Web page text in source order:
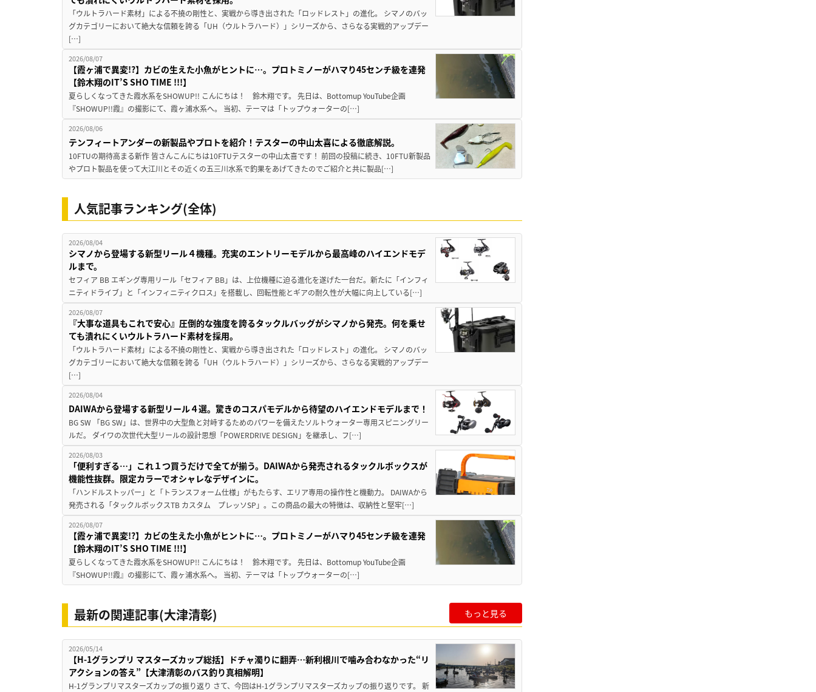
「ウルトラハード素材」による不撓の剛性と、実戦から導き出された「ロッドレスト」の進化。 シマノのバッ
グカテゴリーにおいて絶大な信頼を誇る「UH（ウルトラハード）」シリーズから、さらなる実戦的アップデー
[…]
2026/08/07
【霞ヶ浦で異変!?】カビの生えた小魚がヒントに…。プロトミノーがハマり45センチ級を連発
【鈴木翔のIT’S SHO TIME !!!】
夏らしくなってきた霞水系をSHOWUP!! こんにちは！ 鈴木翔です。 先日は、Bottomup YouTube企画
『SHOWUP!!霞』の撮影にて、霞ヶ浦水系へ。 当初、テーマは「トップウォーターの[…]
2026/08/06
テンフィートアンダーの新製品やプロトを紹介！テスターの中山太喜による徹底解説。
10FTUの期待高まる新作 皆さんこんにちは10FTUテスターの中山太喜です！ 前回の投稿に続き、10FTU新製品
やプロト製品を使って大江川とその近くの五三川水系で釣果をあげてきたのでご紹介と共に製品[…]
人気記事ランキング(全体)
2026/08/04
シマノから登場する新型リール４機種。充実のエントリーモデルから最高峰のハイエンドモデ
ルまで。
セフィア BB エギング専用リール「セフィア BB」は、上位機種に迫る進化を遂げた一台だ。新たに「インフィ
ニティドライブ」と「インフィニティクロス」を搭載し、回転性能とギアの耐久性が大幅に向上している[…]
2026/08/07
『大事な道具もこれで安心』圧倒的な強度を誇るタックルバッグがシマノから発売。何を乗せ
ても潰れにくいウルトラハード素材を採用。
「ウルトラハード素材」による不撓の剛性と、実戦から導き出された「ロッドレスト」の進化。 シマノのバッ
グカテゴリーにおいて絶大な信頼を誇る「UH（ウルトラハード）」シリーズから、さらなる実戦的アップデー
[…]
2026/08/04
DAIWAから登場する新型リール４選。驚きのコスパモデルから待望のハイエンドモデルまで！
BG SW 「BG SW」は、世界中の大型魚と対峙するためのパワーを備えたソルトウォーター専用スピニングリー
ルだ。 ダイワの次世代大型リールの設計思想「POWERDRIVE DESIGN」を継承し、フ[…]
2026/08/03
「便利すぎる…」これ１つ買うだけで全てが揃う。DAIWAから発売されるタックルボックスが
機能性抜群。限定カラーでオシャレなデザインに。
「ハンドルストッパー」と「トランスフォーム仕様」がもたらす、エリア専用の操作性と機動力。 DAIWAから
発売される「タックルボックスTB カスタム プレッソSP」。この商品の最大の特徴は、収納性と堅牢[…]
2026/08/07
【霞ヶ浦で異変!?】カビの生えた小魚がヒントに…。プロトミノーがハマり45センチ級を連発
【鈴木翔のIT’S SHO TIME !!!】
夏らしくなってきた霞水系をSHOWUP!! こんにちは！ 鈴木翔です。 先日は、Bottomup YouTube企画
『SHOWUP!!霞』の撮影にて、霞ヶ浦水系へ。 当初、テーマは「トップウォーターの[…]
最新の関連記事(大津清彰) もっと見る
2026/05/14
【H-1グランプリ マスターズカップ総括】ドチャ濁りに翻弄…新利根川で噛み合わなかった“リ
アクションの答え”【大津清彰のバス釣り真相解明】
H-1グランプリマスターズカップの振り返り さて、今回はH-1グランプリマスターズカップの振り返りです。 新